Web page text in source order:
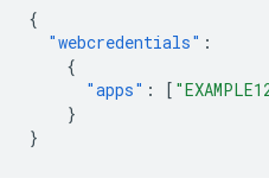
{
"webcredentials" :
{
"apps" : [
}
}